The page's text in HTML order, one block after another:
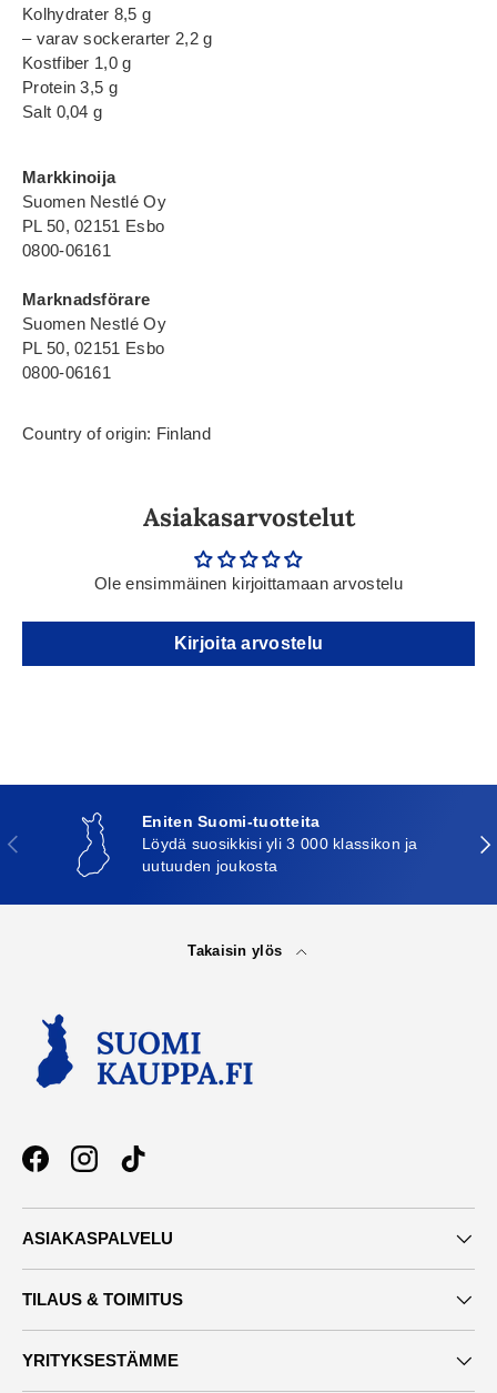
Kolhydrater 8,5 g
– varav sockerarter 2,2 g
Kostfiber 1,0 g
Protein 3,5 g
Salt 0,04 g
Markkinoija
Suomen Nestlé Oy
PL 50, 02151 Esbo
0800-06161
Marknadsförare
Suomen Nestlé Oy
PL 50, 02151 Esbo
0800-06161
Country of origin: Finland
Asiakasarvostelut
Ole ensimmäinen kirjoittamaan arvostelu
Kirjoita arvostelu
Edellinen
Eniten Suomi-tuotteita
Löydä suosikkisi yli 3 000 klassikon ja
uutuuden joukosta
Takaisin ylös
FacebookInstagramTikTok
ASIAKASPALVELU
TILAUS & TOIMITUS
YRITYKSESTÄMME